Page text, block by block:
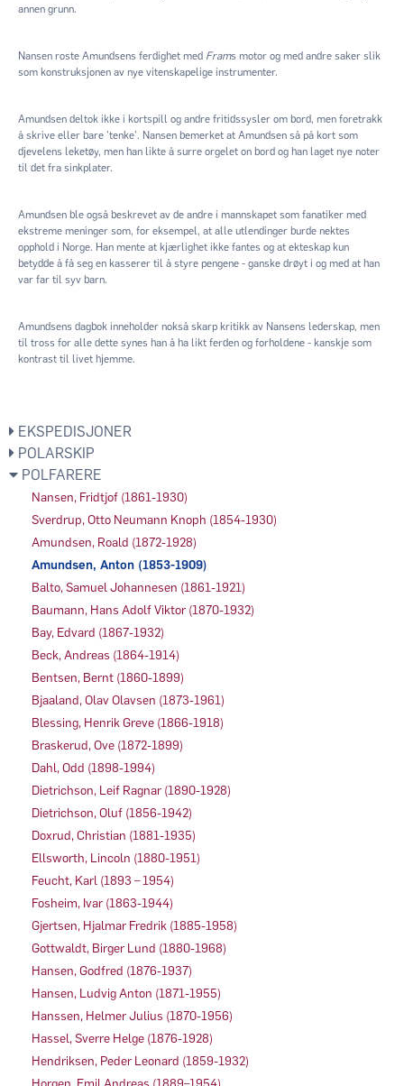
annen grunn.
Nansen roste Amundsens ferdighet med Frams motor og med andre saker slik
som konstruksjonen av nye vitenskapelige instrumenter.
Amundsen deltok ikke i kortspill og andre fritidssysler om bord, men foretrakk
å skrive eller bare 'tenke'. Nansen bemerket at Amundsen så på kort som
djevelens leketøy, men han likte å surre orgelet on bord og han laget nye noter
til det fra sinkplater.
Amundsen ble også beskrevet av de andre i mannskapet som fanatiker med
ekstreme meninger som, for eksempel, at alle utlendinger burde nektes
opphold i Norge. Han mente at kjærlighet ikke fantes og at ekteskap kun
betydde å få seg en kasserer til å styre pengene - ganske drøyt i og med at han
var far til syv barn.
Amundsens dagbok inneholder nokså skarp kritikk av Nansens lederskap, men
til tross for alle dette synes han å ha likt ferden og forholdene - kanskje som
kontrast til livet hjemme.
EKSPEDISJONER
POLARSKIP
POLFARERE
Nansen, Fridtjof (1861-1930)
Sverdrup, Otto Neumann Knoph (1854-1930)
Amundsen, Roald (1872-1928)
Amundsen, Anton (1853-1909)
Balto, Samuel Johannesen (1861-1921)
Baumann, Hans Adolf Viktor (1870-1932)
Bay, Edvard (1867-1932)
Beck, Andreas (1864-1914)
Bentsen, Bernt (1860-1899)
Bjaaland, Olav Olavsen (1873-1961)
Blessing, Henrik Greve (1866-1918)
Braskerud, Ove (1872-1899)
Dahl, Odd (1898-1994)
Dietrichson, Leif Ragnar (1890-1928)
Dietrichson, Oluf (1856-1942)
Doxrud, Christian (1881-1935)
Ellsworth, Lincoln (1880-1951)
Feucht, Karl (1893 – 1954)
Fosheim, Ivar (1863-1944)
Gjertsen, Hjalmar Fredrik (1885-1958)
Gottwaldt, Birger Lund (1880-1968)
Hansen, Godfred (1876-1937)
Hansen, Ludvig Anton (1871-1955)
Hanssen, Helmer Julius (1870-1956)
Hassel, Sverre Helge (1876-1928)
Hendriksen, Peder Leonard (1859-1932)